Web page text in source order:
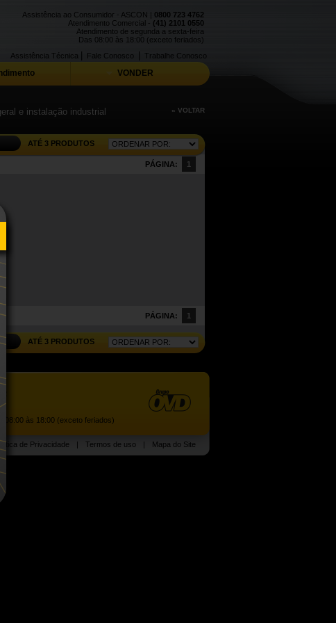
Assistência ao Consumidor - ASCON | 0800 723 4762
Atendimento Comercial - (41) 2101 0550
Atendimento de segunda a sexta-feira
Das 08:00 às 18:00 (exceto feriados)
Trabalhe Conosco
Fale Conosco
Assistência Técnica
VONDER
e instalação industrial
« VOLTAR
ATÉ 3 PRODUTOS
PÁGINA: 1
PÁGINA: 1
ATÉ 3 PRODUTOS
08:00 às 18:00 (exceto feriados)
de Privacidade | Termos de uso | Mapa do Site